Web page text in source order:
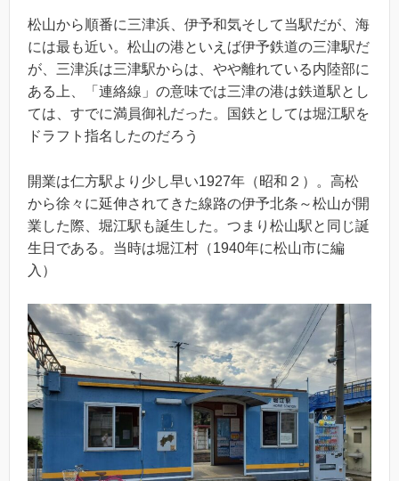
松山から順番に三津浜、伊予和気そして当駅だが、海
には最も近い。松山の港といえば伊予鉄道の三津駅だ
が、三津浜は三津駅からは、やや離れている内陸部に
ある上、「連絡線」の意味では三津の港は鉄道駅とし
ては、すでに満員御礼だった。国鉄としては堀江駅を
ドラフト指名したのだろう
開業は仁方駅より少し早い1927年（昭和２）。高松
から徐々に延伸されてきた線路の伊予北条～松山が開
業した際、堀江駅も誕生した。つまり松山駅と同じ誕
生日である。当時は堀江村（1940年に松山市に編
入）